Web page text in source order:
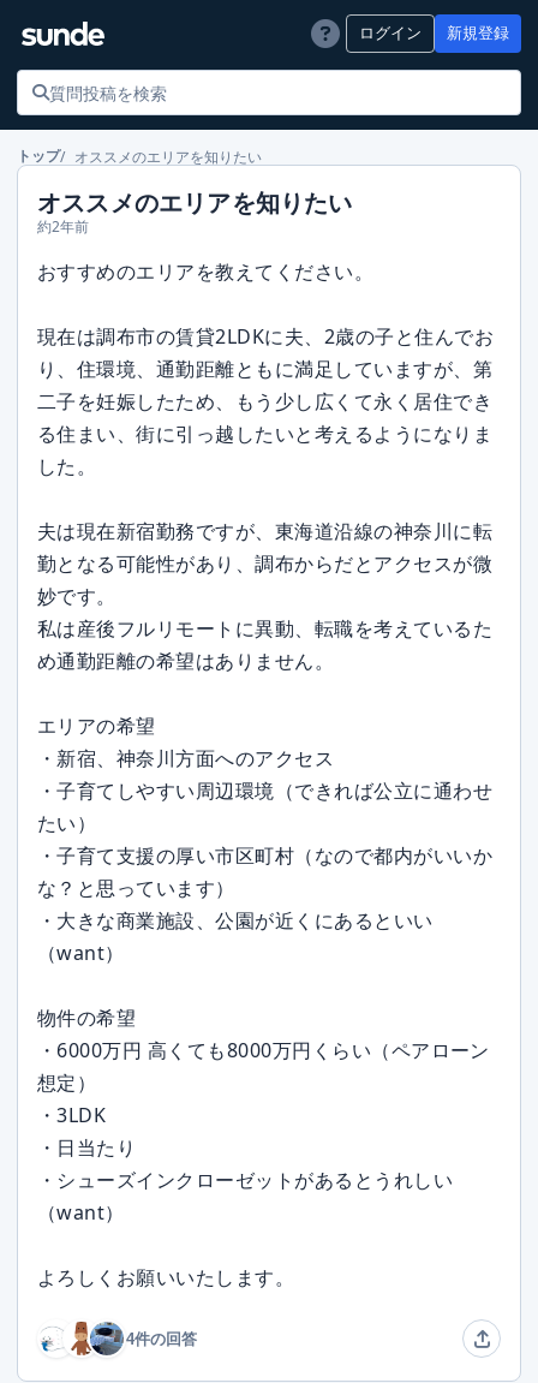
ログイン 新規登録
トップ オススメのエリアを知りたい
オススメのエリアを知りたい
約2年前
おすすめのエリアを教えてください。
現在は調布市の賃貸2LDKに夫、2歳の子と住んでお
り、住環境、通勤距離ともに満足していますが、第
二子を妊娠したため、もう少し広くて永く居住でき
る住まい、街に引っ越したいと考えるようになりま
した。
夫は現在新宿勤務ですが、東海道沿線の神奈川に転
勤となる可能性があり、調布からだとアクセスが微
妙です。
私は産後フルリモートに異動、転職を考えているた
め通勤距離の希望はありません。
エリアの希望
・新宿、神奈川方面へのアクセス
・子育てしやすい周辺環境（できれば公立に通わせ
たい）
・子育て支援の厚い市区町村（なので都内がいいか
な？と思っています）
・大きな商業施設、公園が近くにあるといい
（want）
物件の希望
・6000万円 高くても8000万円くらい（ペアローン
想定）
・3LDK
・日当たり
・シューズインクローゼットがあるとうれしい
（want）
よろしくお願いいたします。
4件の回答